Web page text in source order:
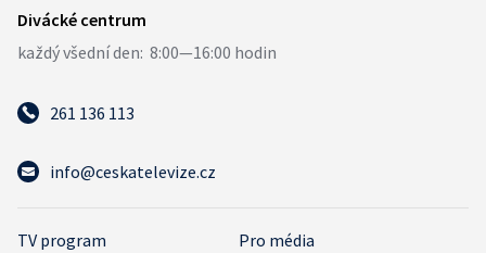
261 136 113
info@ceskatelevize.cz
TV program
Pro média